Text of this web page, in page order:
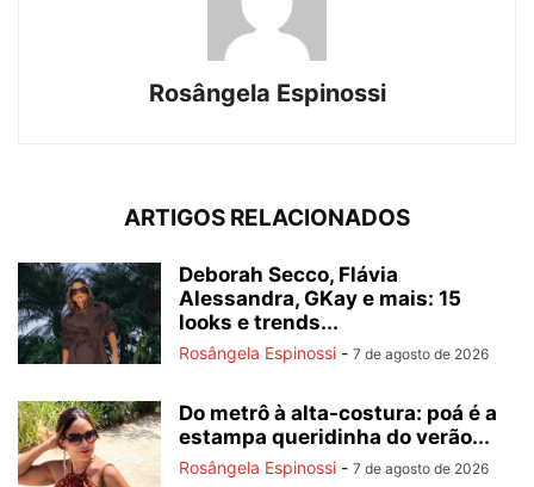
Rosângela Espinossi
ARTIGOS RELACIONADOS
Deborah Secco, Flávia
Alessandra, GKay e mais: 15
looks e trends...
Rosângela Espinossi - 7 de agosto de 2026
Do metrô à alta-costura: poá é a
estampa queridinha do verão...
Rosângela Espinossi - 7 de agosto de 2026